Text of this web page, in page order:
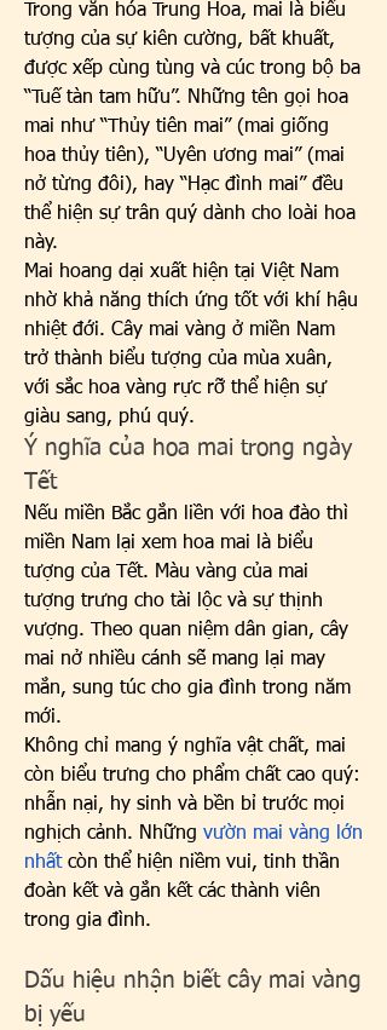
Trong văn hóa Trung Hoa, mai là biểu
tượng của sự kiên cường, bất khuất,
được xếp cùng tùng và cúc trong bộ ba
“Tuế tàn tam hữu”. Những tên gọi hoa
mai như “Thủy tiên mai” (mai giống
hoa thủy tiên), “Uyên ương mai” (mai
nở từng đôi), hay “Hạc đình mai” đều
thể hiện sự trân quý dành cho loài hoa
này.
Mai hoang dại xuất hiện tại Việt Nam
nhờ khả năng thích ứng tốt với khí hậu
nhiệt đới. Cây mai vàng ở miền Nam
trở thành biểu tượng của mùa xuân,
với sắc hoa vàng rực rỡ thể hiện sự
giàu sang, phú quý.
Ý nghĩa của hoa mai trong ngày
Tết
Nếu miền Bắc gắn liền với hoa đào thì
miền Nam lại xem hoa mai là biểu
tượng của Tết. Màu vàng của mai
tượng trưng cho tài lộc và sự thịnh
vượng. Theo quan niệm dân gian, cây
mai nở nhiều cánh sẽ mang lại may
mắn, sung túc cho gia đình trong năm
mới.
Không chỉ mang ý nghĩa vật chất, mai
còn biểu trưng cho phẩm chất cao quý:
nhẫn nại, hy sinh và bền bỉ trước mọi
nghịch cảnh. Những vườn mai vàng lớn
nhất còn thể hiện niềm vui, tinh thần
đoàn kết và gắn kết các thành viên
trong gia đình.
Dấu hiệu nhận biết cây mai vàng
bị yếu